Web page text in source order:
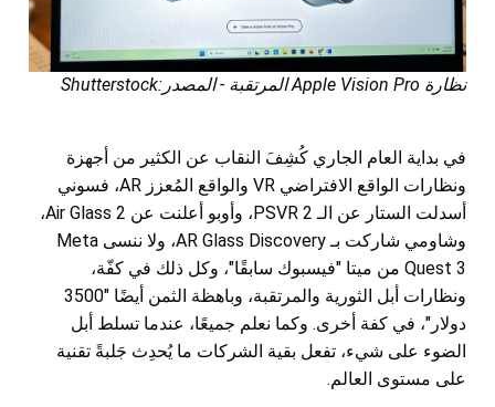
نظارة Apple Vision Pro المرتقبة - المصدر:Shutterstock
في بداية العام الجاري كُشِفَ النقاب عن الكثير من أجهزة
ونظارات الواقع الافتراضي VR والواقع المُعزز AR، فسوني
أسدلت الستار عن الـ PSVR 2، وأوبو أعلنت عن Air Glass 2،
وشاومي شاركت بـ AR Glass Discovery، ولا ننسى Meta
Quest 3 من ميتا "فيسبوك سابقًا"، وكل ذلك في كفّة،
ونظارات أبل الثورية والمرتقبة، وباهظة الثمن أيضًا "3500
دولار"، في كفة أخرى. وكما نعلم جميعًا، عندما تسلط أبل
الضوء على شيء، تفعل بقية الشركات ما يُحدِث جَلبةً تقنية
على مستوى العالم.